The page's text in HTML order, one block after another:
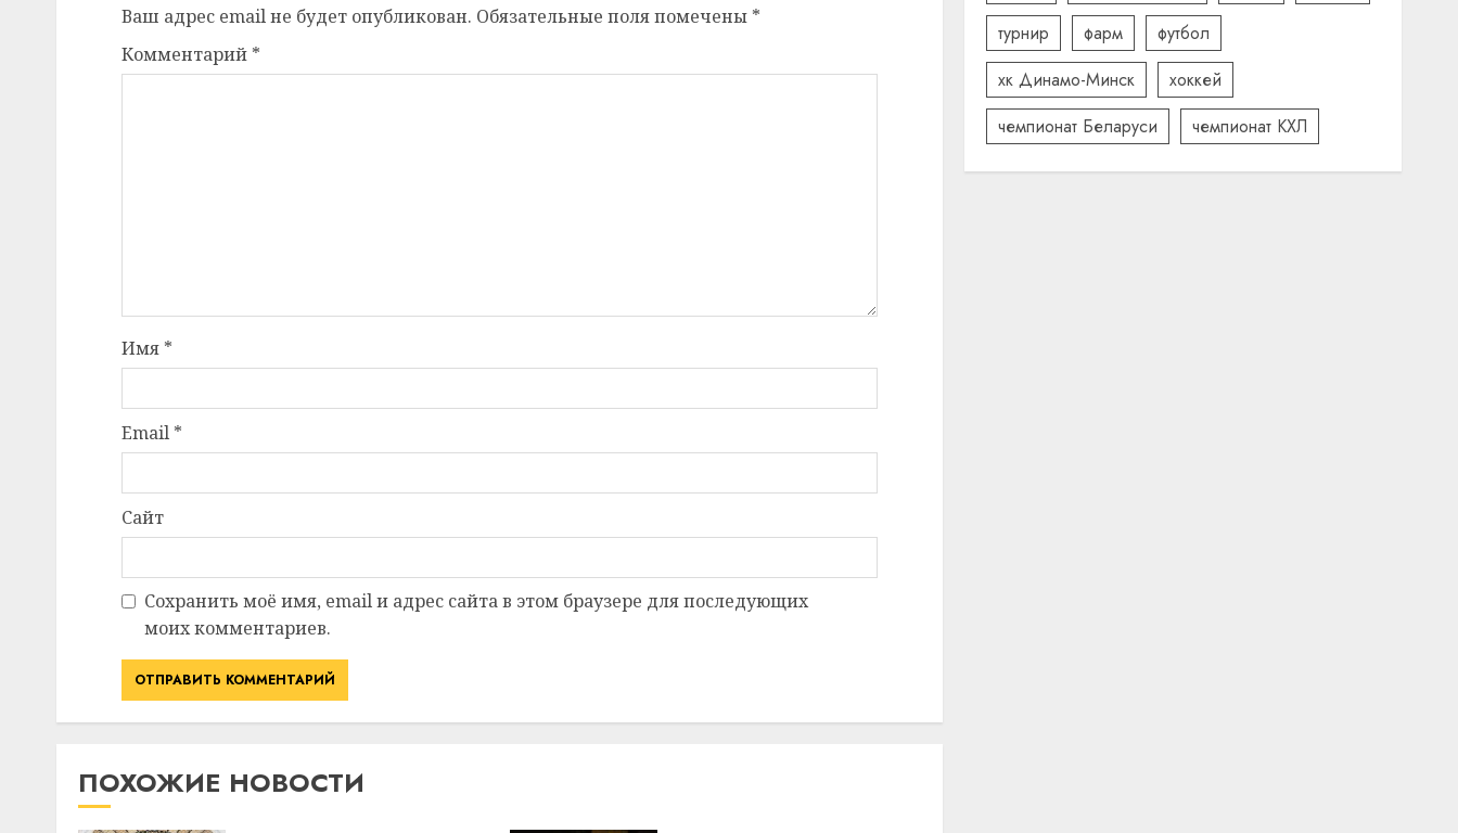
Ваш адрес email не будет опубликован. Обязательные поля помечены *
Комментарий *
Имя *
Email *
Сайт
Сохранить моё имя, email и адрес сайта в этом браузере для последующих
моих комментариев.
ПОХОЖИЕ НОВОСТИ
турнир
фарм
футбол
хк Динамо-Минск
хоккей
чемпионат Беларуси
чемпионат КХЛ